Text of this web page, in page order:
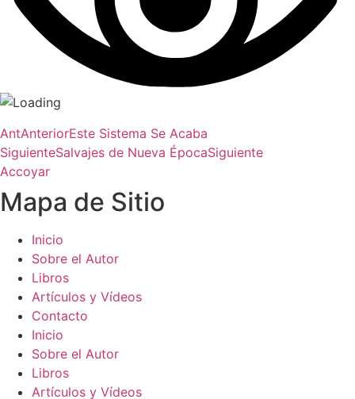
AntAnteriorEste Sistema Se Acaba
SiguienteSalvajes de Nueva ÉpocaSiguiente
Accoyar
Mapa de Sitio
Inicio
Sobre el Autor
Libros
Artículos y Vídeos
Contacto
Inicio
Sobre el Autor
Libros
Artículos y Vídeos